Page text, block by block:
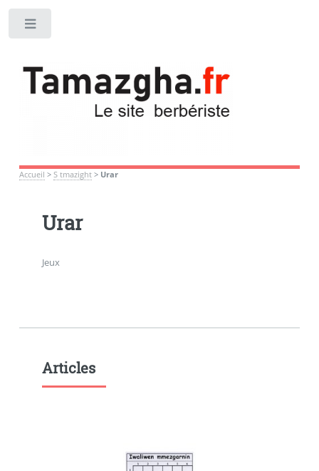
Accueil > S tmazight> Urar
Urar
Jeux
Articles